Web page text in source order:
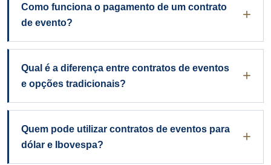
Como funciona o pagamento de um contrato
de evento?
Qual é a diferença entre contratos de eventos
e opções tradicionais?
Quem pode utilizar contratos de eventos para
dólar e Ibovespa?